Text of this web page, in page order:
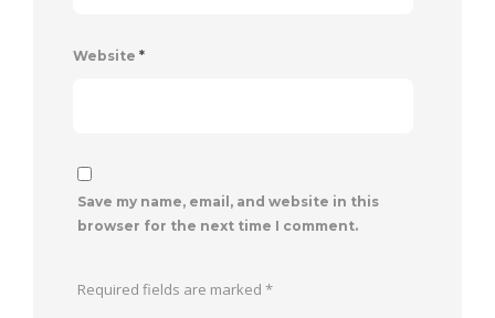
Website *
Save my name, email, and website in this
browser for the next time I comment.
Required fields are marked *